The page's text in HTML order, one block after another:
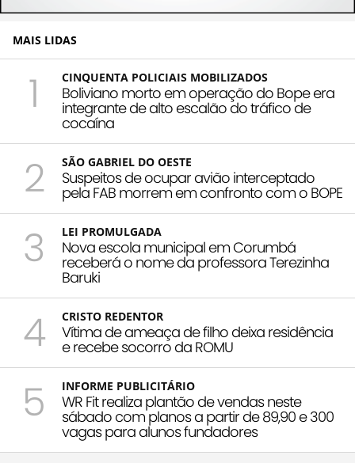
MAIS LIDAS
1 CINQUENTA POLICIAIS MOBILIZADOS
Boliviano morto em operação do Bope era
integrante de alto escalão do tráfico de
cocaína
2 SÃO GABRIEL DO OESTE
Suspeitos de ocupar avião interceptado
pela FAB morrem em confronto com o BOPE
3 LEI PROMULGADA
Nova escola municipal em Corumbá
receberá o nome da professora Terezinha
Baruki
4 CRISTO REDENTOR
Vítima de ameaça de filho deixa residência
e recebe socorro da ROMU
5 INFORME PUBLICITÁRIO
WR Fit realiza plantão de vendas neste
sábado com planos a partir de 89,90 e 300
vagas para alunos fundadores